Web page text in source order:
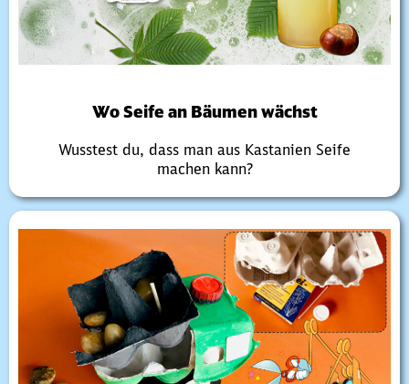
Wo Seife an Bäumen wächst
Wusstest du, dass man aus Kastanien Seife
machen kann?